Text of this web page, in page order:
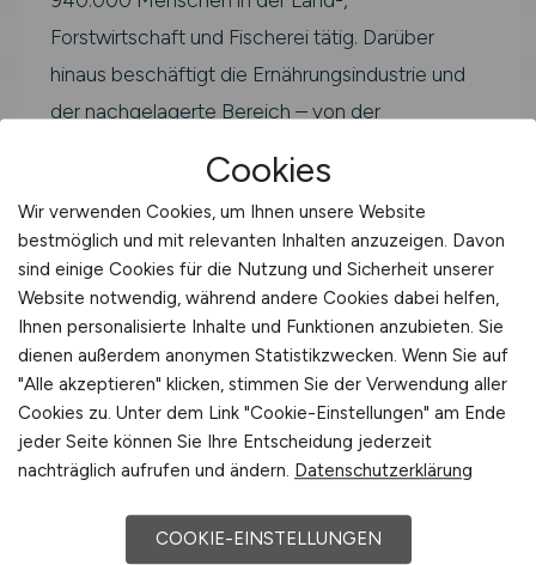
Forstwirtschaft und Fischerei tätig. Darüber
hinaus beschäftigt die Ernährungsindustrie und
der nachgelagerte Bereich – von der
Lebensmittelverarbeitung – hunderttausende
weitere Fachkräfte.
Als Bienenwirt bzw. Bienenwirtin arbeitest du im
Kernbereich der grünen Branche. Typische
Einsatzfelder sind landwirtschaftliche Betriebe,
Agrarunternehmen, Genossenschaften,
Beratungsdienste, Verbände sowie Forschungs-
und Prüfinstitutionen in Ingolstadt und der
Der Fachkräftebedarf in der Landwirtschaft ist
Cookies
Wir verwenden Cookies, um Ihnen unsere Website
bestmöglich und mit relevanten Inhalten anzuzeigen. Davon
sind einige Cookies für die Nutzung und Sicherheit unserer
Website notwendig, während andere Cookies dabei helfen,
Ihnen personalisierte Inhalte und Funktionen anzubieten. Sie
dienen außerdem anonymen Statistikzwecken. Wenn Sie auf
"Alle akzeptieren" klicken, stimmen Sie der Verwendung aller
Cookies zu. Unter dem Link "Cookie-Einstellungen" am Ende
jeder Seite können Sie Ihre Entscheidung jederzeit
nachträglich aufrufen und ändern. Datenschutzerklärung
COOKIE-EINSTELLUNGEN